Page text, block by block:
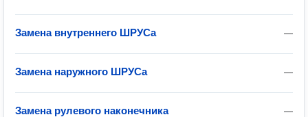
—
Замена внутреннего ШРУСа
—
Замена наружного ШРУСа
—
Замена рулевого наконечника